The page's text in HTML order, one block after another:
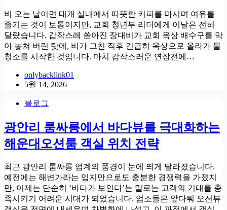
비 오는 날이면 대개 실내에서 따뜻한 커피를 마시며 여유를
즐기는 것이 보통이지만, 교회 청년부 리더에게 이날은 전혀
달랐습니다. 갑작스레 쏟아진 장대비가 교회 옥상 배수구를 막
아 놓쳐 버린 탓에, 비가 그친 직후 긴급히 옥상으로 올라가 물
청소를 시작한 것입니다. 마치 갑작스러운 연장전에…
onlybacklink01
5월 14, 2026
블로그
광안리 룸싸롱에서 바다뷰를 극대화하는
해운대오션룸 객실 위치 전략
최근 광안리 룸싸롱 업계의 풍경이 눈에 띄게 달라졌습니다.
예전에는 해변가라는 입지만으로도 충분한 경쟁력을 가졌지
만, 이제는 단순히 ‘바다가 보인다’는 말로는 고객의 기대를 충
족시키기 어려운 시대가 되었습니다. 업소들은 앞다퉈 오션뷰